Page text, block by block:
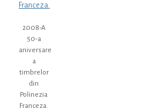
Franceza.
2008-A
50-a
aniversare
a
timbrelor
din
Polinezia
Franceza.